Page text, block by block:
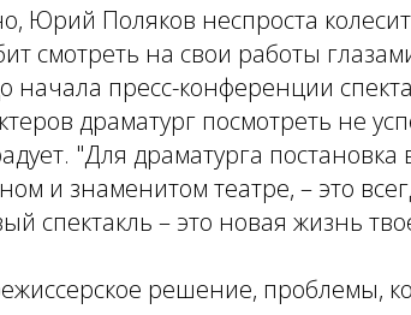
Юрий Поляков неспроста
смотреть на свои работы
начала пресс-конференции
драматург посмотреть не
"Для драматурга
и знаменитом театре, – это
спектакль – это новая жизнь
решение, проблемы,